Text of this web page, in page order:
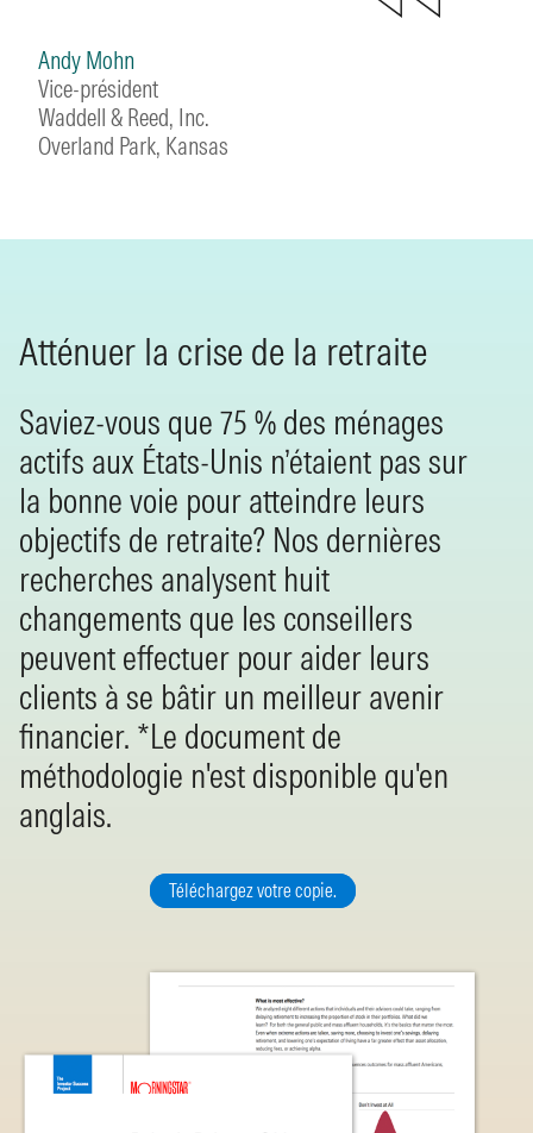
Andy Mohn
Vice-président
Waddell & Reed, Inc.
Overland Park, Kansas
Atténuer la crise de la retraite
Saviez-vous que 75 % des ménages
actifs aux États-Unis n’étaient pas sur
la bonne voie pour atteindre leurs
objectifs de retraite? Nos dernières
recherches analysent huit
changements que les conseillers
peuvent effectuer pour aider leurs
clients à se bâtir un meilleur avenir
financier. *Le document de
méthodologie n'est disponible qu'en
anglais.
Téléchargez votre copie.